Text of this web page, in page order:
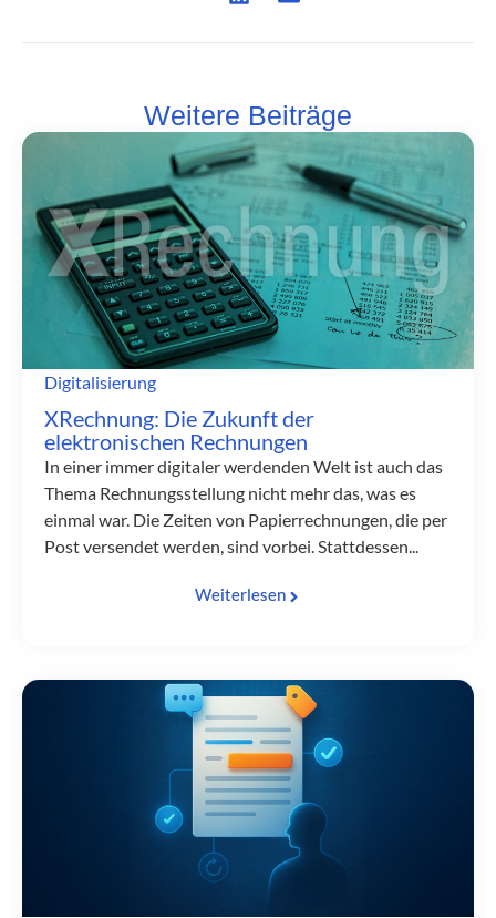
Weitere Beiträge
Digitalisierung
XRechnung: Die Zukunft der
elektronischen Rechnungen
In einer immer digitaler werdenden Welt ist auch das
Thema Rechnungsstellung nicht mehr das, was es
einmal war. Die Zeiten von Papierrechnungen, die per
Post versendet werden, sind vorbei. Stattdessen...
Weiterlesen